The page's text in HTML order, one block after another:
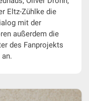
Eltz-Zühlke die
mit der
außerdem die
des Fanprojekts